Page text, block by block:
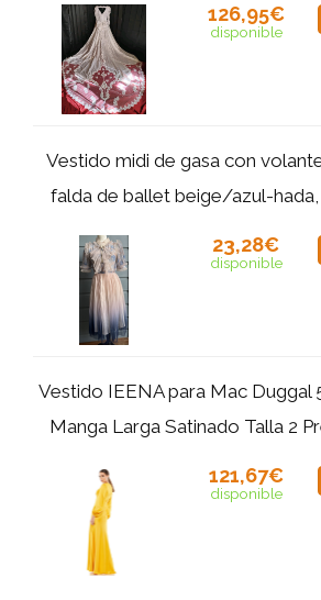
126,95€
disponible
Vestido midi de gasa con
falda de ballet beige/azul-
23,28€
disponible
Vestido IEENA para Mac Duggal
Manga Larga Satinado Talla 2
121,67€
disponible